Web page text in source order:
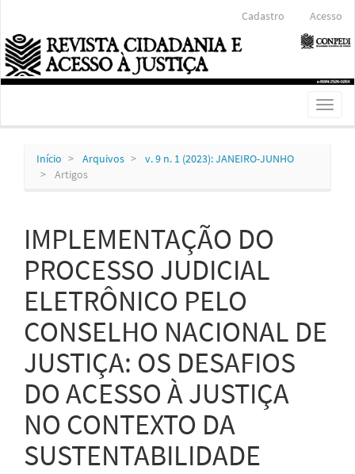
Conteúdo
principal
Barra
Lateral
Cadastro Acesso
Toggle
Início Arquivos
v. 9 n. 1 (2023): JANEIRO-JUNHO
Artigos
IMPLEMENTAÇÃO DO
PROCESSO JUDICIAL
ELETRÔNICO PELO
CONSELHO NACIONAL DE
JUSTIÇA: OS DESAFIOS
DO ACESSO À JUSTIÇA
NO CONTEXTO DA
SUSTENTABILIDADE